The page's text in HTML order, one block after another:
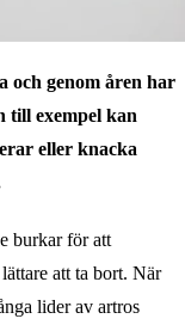
och genom åren har
till exempel kan
eller knacka
burkar för att
att ta bort. När
lider av artros